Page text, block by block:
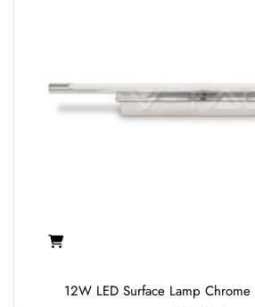
12W LED Surface Lamp